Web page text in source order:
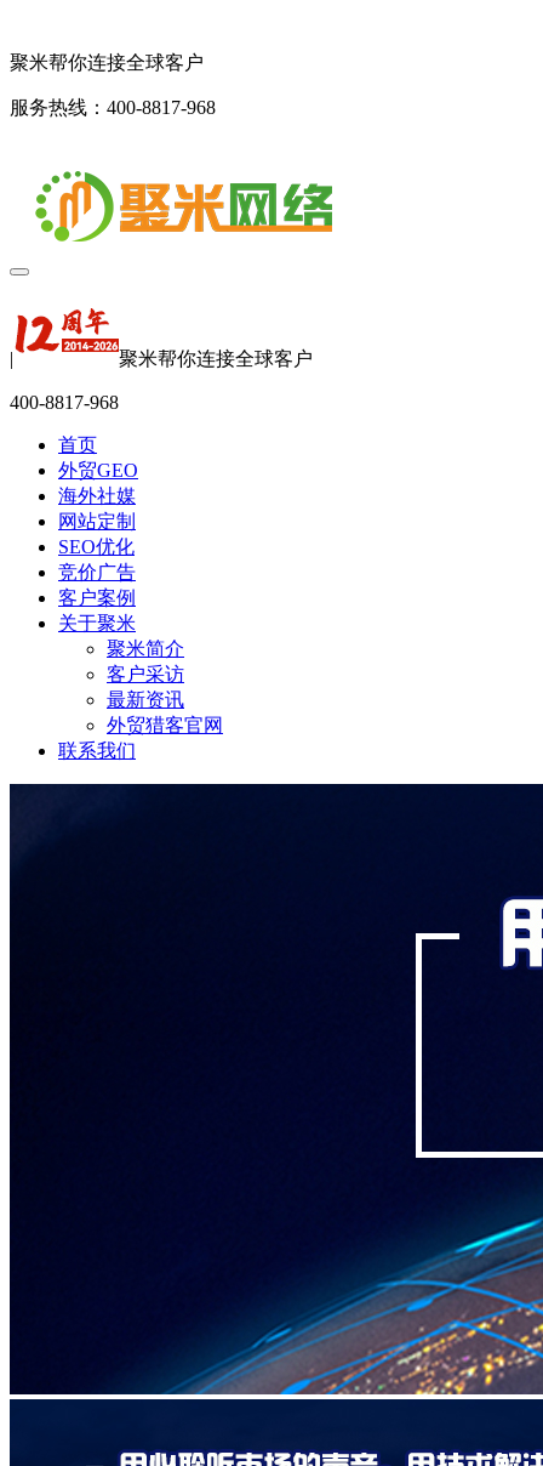
聚米帮你连接全球客户
服务热线：400-8817-968
| 聚米帮你连接全球客户
400-8817-968
首页
外贸GEO
海外社媒
网站定制
SEO优化
竞价广告
客户案例
关于聚米
聚米简介
客户采访
最新资讯
外贸猎客官网
联系我们